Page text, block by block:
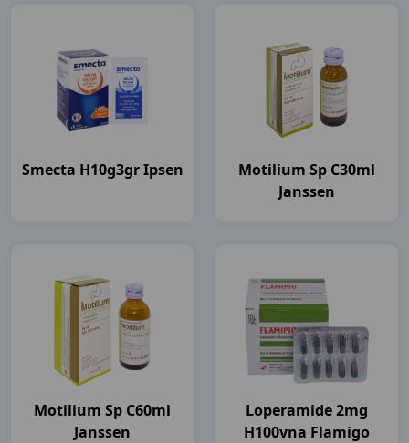
Smecta H10g3gr Ipsen
Motilium Sp C30ml
Janssen
Motilium Sp C60ml
Janssen
Loperamide 2mg
H100vna Flamigo